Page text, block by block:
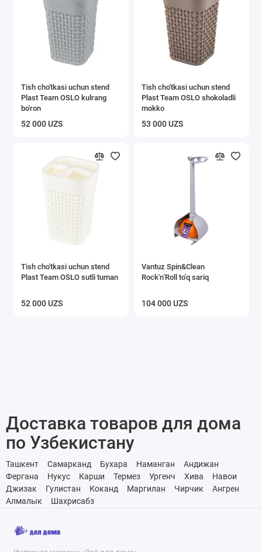
Tish cho'tkasi uchun stend
Plast Team OSLO kulrang
bo'ron
52 000 UZS
Tish cho'tkasi uchun stend
Plast Team OSLO shokoladli
mokko
53 000 UZS
Tish cho'tkasi uchun stend
Plast Team OSLO sutli tuman
52 000 UZS
Vantuz Spin&Clean
Rock'n'Roll to'q sariq
104 000 UZS
Доставка товаров для дома
по Узбекистану
Ташкент Самарканд Бухара Наманган
Андижан
Фергана
Нукус Карши Термез Ургенч Хива
Навои
Джизак
Гулистан Коканд Маргилан Чирчик
Ангрен
Алмалык
Шахрисабз